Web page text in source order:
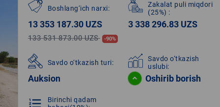
Boshlang‘ich narxi:
13 353 187.30 UZS
133 531 873.00 UZS -90%
Zakalat puli miqdori
(25%) :
3 338 296.83 UZS
Savdo o‘tkazish turi:
Auksion
Savdo o‘tkazish
uslubi:
Oshirib borish
format_list_numbered
Birinchi qadam